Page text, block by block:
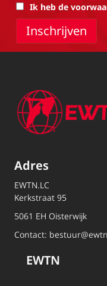
Ik heb de
Adres
EWTN.LC
Kerkstraat 95
5061 EH Oisterwijk
Contact:
EWTN